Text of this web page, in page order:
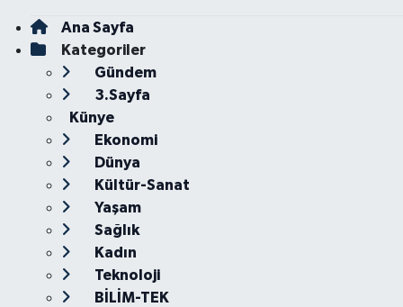
Ana Sayfa
Kategoriler
Gündem
3.Sayfa
Künye
Ekonomi
Dünya
Kültür-Sanat
Yaşam
Sağlık
Kadın
Teknoloji
BİLİM-TEK